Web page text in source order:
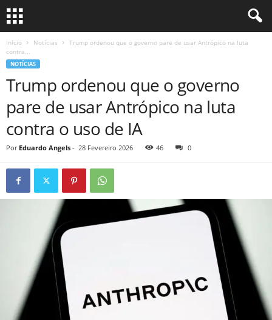
Início Notícias
Trump ordenou que o governo pare de usar Antrópico na luta
contra...
NOTÍCIAS
Trump ordenou que o governo
pare de usar Antrópico na luta
contra o uso de IA
Por Eduardo Angels - 28 Fevereiro 2026 46 0